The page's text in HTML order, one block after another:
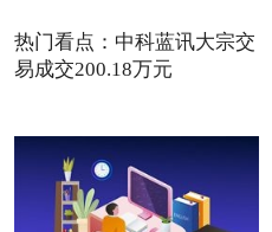
热门看点：中科蓝讯大宗交
易成交200.18万元